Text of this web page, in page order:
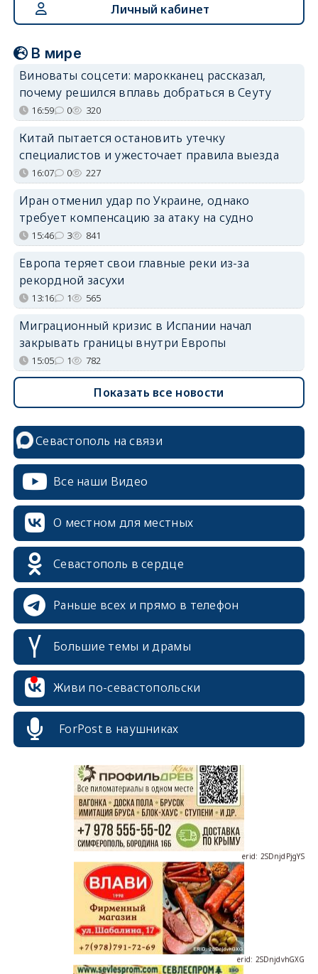
Личный кабинет
В мире
Виноваты соцсети: марокканец рассказал,
почему решился вплавь добраться в Сеуту
16:59 0 320
Китай пытается остановить утечку
специалистов и ужесточает правила выезда
16:07 0 227
Иран отменил удар по Украине, однако
требует компенсацию за атаку на судно
15:46 3 841
Европа теряет свои главные реки из-за
рекордной засухи
13:16 1 565
Миграционный кризис в Испании начал
закрывать границы внутри Европы
15:05 1 782
Показать все новости
Севастополь на связи
Все наши Видео
О местном для местных
Севастополь в сердце
Раньше всех и прямо в телефон
Большие темы и драмы
Живи по-севастопольски
ForPost в наушниках
erid: 2SDnjdvhGXG